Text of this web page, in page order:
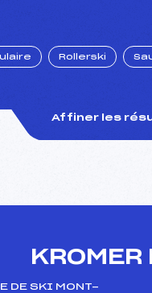
Rollerski
Affiner les
DE SKI MONT-